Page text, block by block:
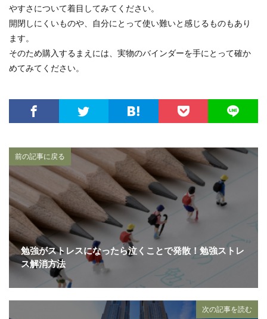
やすさについて着目してみてください。
開閉しにくいものや、自分にとって使い難いと感じるものもあり
ます。
そのため購入するまえには、実物のバインダーを手にとって確か
めてみてください。
前の記事に戻る
勉強がストレスになったら泣くことで発散！勉強ストレ
ス解消方法
次の記事を読む